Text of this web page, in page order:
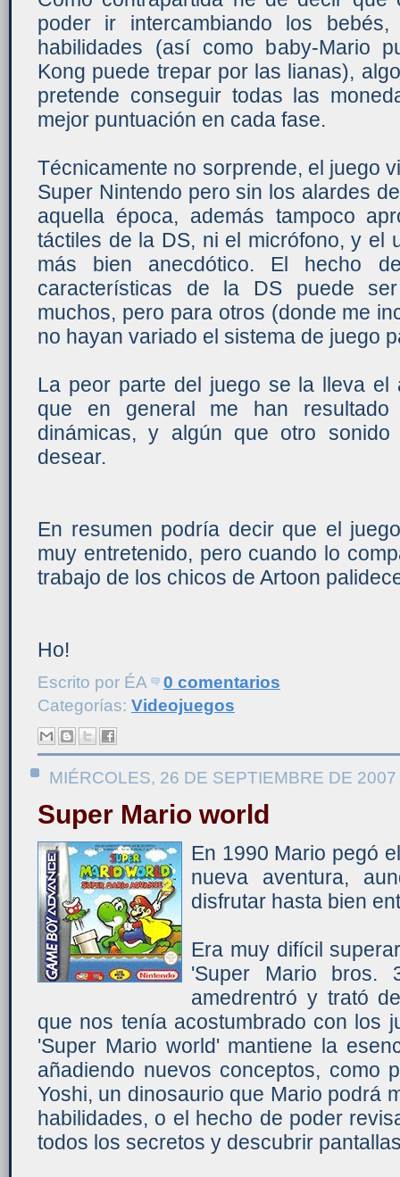
poder ir intercambiando los
habilidades (así como baby-Mario
Kong puede trepar por las lianas),
pretende conseguir todas las
mejor puntuación en cada fase.
Técnicamente no sorprende, el juego
Super Nintendo pero sin los alardes
aquella época, además tampoco
táctiles de la DS, ni el micrófono, y el
más bien anecdótico. El hecho
características de la DS puede
muchos, pero para otros (donde me
no hayan variado el sistema de juego
La peor parte del juego se la lleva el
que en general me han
dinámicas, y algún que otro
desear.
En resumen podría decir que el
muy entretenido, pero cuando lo
trabajo de los chicos de Artoon
Ho!
Escrito por ÉA
0 comentarios
Categorías: Videojuegos
MIÉRCOLES, 26 DE SEPTIEMBRE DE 2007
Super Mario world
En 1990 Mario pegó
nueva aventura,
disfrutar hasta bien
Era muy difícil
'Super Mario bros.
amedrentró y trató
que nos tenía acostumbrado con los
'Super Mario world' mantiene la
añadiendo nuevos conceptos, como
Yoshi, un dinosaurio que Mario podrá
habilidades, o el hecho de poder
todos los secretos y descubrir